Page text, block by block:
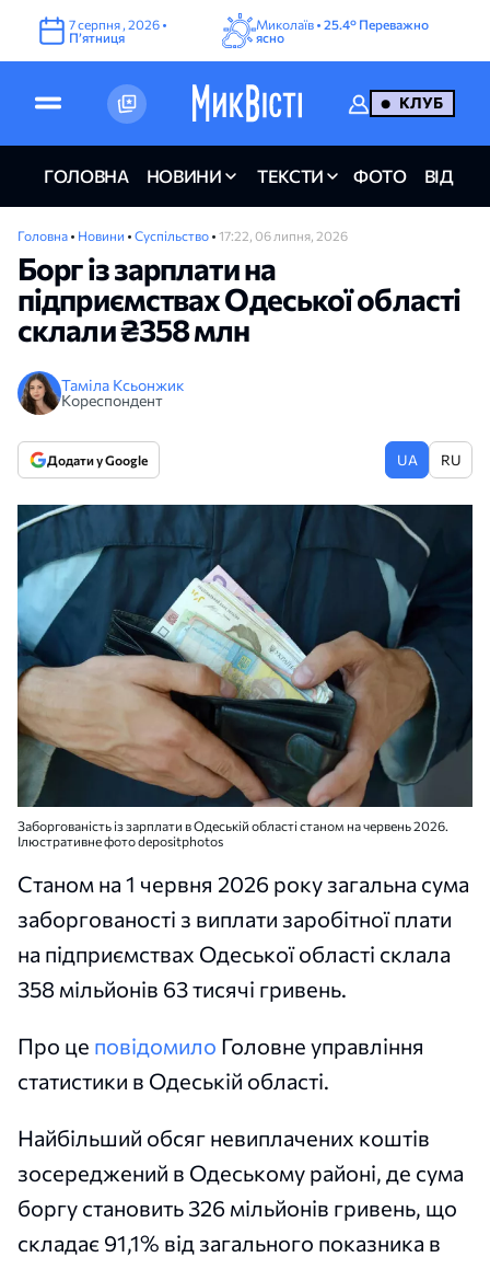
7серпня ,2026 •
Пʼятниця
Миколаїв •25.4° Переважно
ясно
КЛУБ
ГОЛОВНА НОВИНИ ТЕКСТИ ФОТО ВІДЕО
Головна • Новини • Суспільство • 17:22, 06 липня, 2026
Борг із зарплати на
підприємствах Одеської області
склали ₴358 млн
Таміла Ксьонжик
Кореспондент
Додати у Google UA RU
Заборгованість із зарплати в Одеській області станом на червень 2026.
Ілюстративне фото depositphotos
Станом на 1 червня 2026 року загальна сума
заборгованості з виплати заробітної плати
на підприємствах Одеської області склала
358 мільйонів 63 тисячі гривень.
Про це повідомило Головне управління
статистики в Одеській області.
Найбільший обсяг невиплачених коштів
зосереджений в Одеському районі, де сума
боргу становить 326 мільйонів гривень, що
складає 91,1% від загального показника в